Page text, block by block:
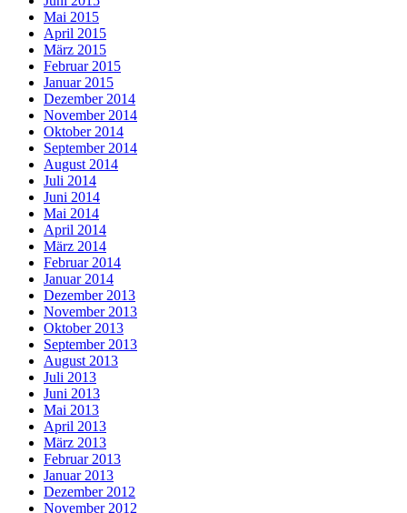
Mai 2015
April 2015
März 2015
Februar 2015
Januar 2015
Dezember 2014
November 2014
Oktober 2014
September 2014
August 2014
Juli 2014
Juni 2014
Mai 2014
April 2014
März 2014
Februar 2014
Januar 2014
Dezember 2013
November 2013
Oktober 2013
September 2013
August 2013
Juli 2013
Juni 2013
Mai 2013
April 2013
März 2013
Februar 2013
Januar 2013
Dezember 2012
November 2012